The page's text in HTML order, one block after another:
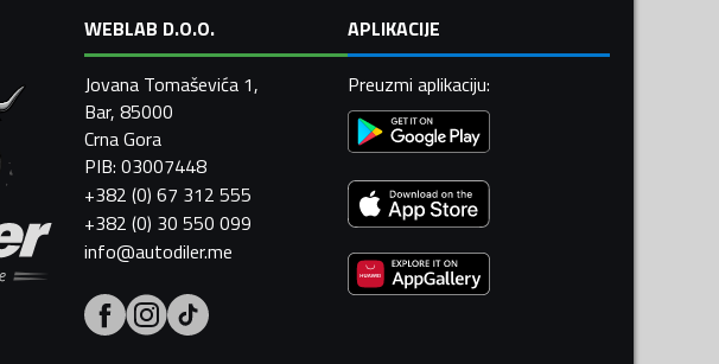
WEBLAB D.O.O.
Jovana Tomaševića 1,
Bar, 85000
Crna Gora
PIB: 03007448
+382 (0) 67 312 555
+382 (0) 30 550 099
info@autodiler.me
APLIKACIJE
Preuzmi aplikaciju: